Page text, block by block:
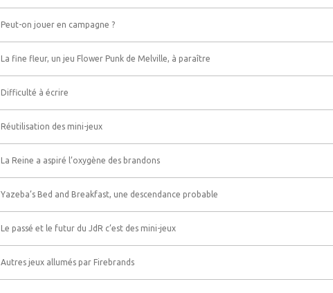
Peut-on jouer en campagne ?
La fine fleur, un jeu Flower Punk de Melville, à paraître
Difficulté à écrire
Réutilisation des mini-jeux
La Reine a aspiré l’oxygène des brandons
Yazeba’s Bed and Breakfast, une descendance probable
Le passé et le futur du JdR c’est des mini-jeux
Autres jeux allumés par Firebrands